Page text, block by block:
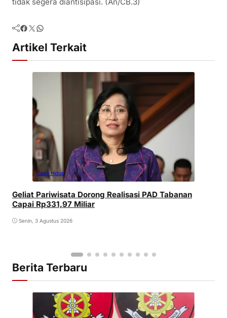
Facebook Twitter WhatsApp
Artikel Terkait
Gaya Hidup
Geliat Pariwisata Dorong Realisasi PAD Tabanan
Capai Rp331,97 Miliar
Senin, 3 Agustus 2026
Berita Terbaru